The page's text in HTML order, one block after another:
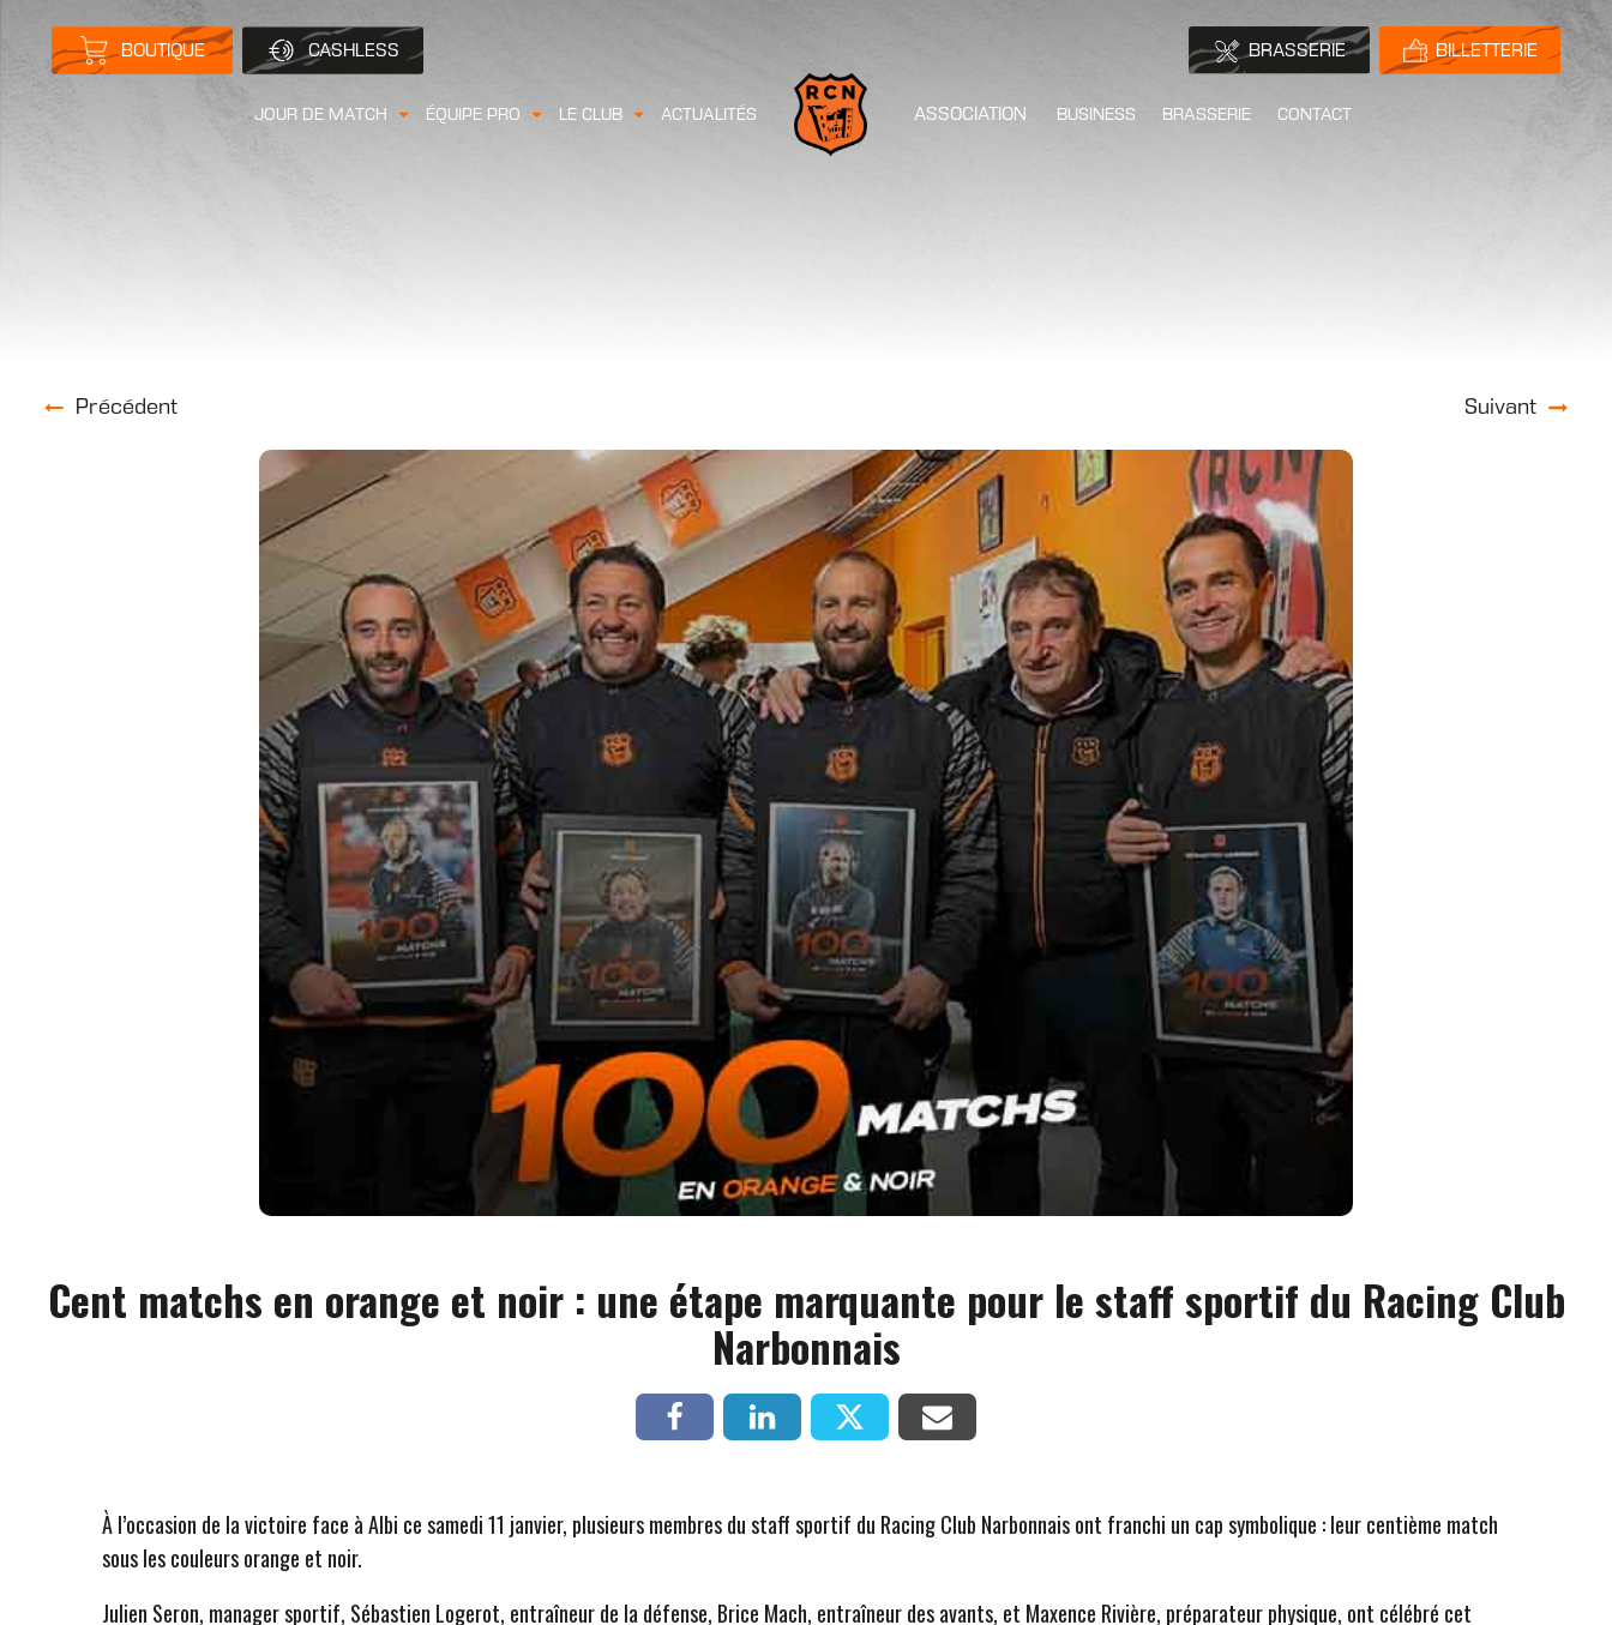
JOUR DE MATCH ÉQUIPE PRO LE CLUB ACTUALITÉS ASSOCIATION BUSINESS BRASSERIE CONTACT
Précédent Suivant
Cent matchs en orange et noir : une étape marquante pour le staff sportif du Racing Club
Narbonnais
À l’occasion de la victoire face à Albi ce samedi 11 janvier, plusieurs membres du staff sportif du Racing Club Narbonnais ont franchi un cap symbolique : leur centième match
sous les couleurs orange et noir.
Julien Seron, manager sportif, Sébastien Logerot, entraîneur de la défense, Brice Mach, entraîneur des avants, et Maxence Rivière, préparateur physique, ont célébré cet
BOUTIQUE CASHLESS BRASSERIE BILLETTERIE